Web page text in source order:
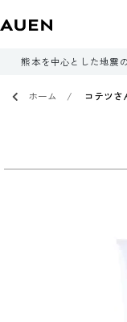
熊本を中心とした地震
ホーム コテツさ